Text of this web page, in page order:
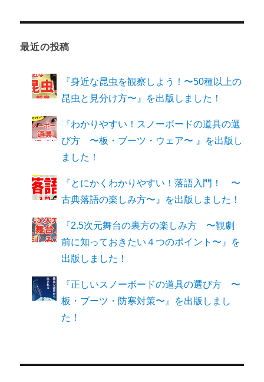
最近の投稿
『身近な昆虫を観察しよう！〜50種以上の
昆虫と見分け方〜』を出版しました！
『わかりやすい！スノーボードの道具の選
び方 〜板・ブーツ・ウェア〜 』を出版し
ました！
『とにかくわかりやすい！落語入門！ 〜
古典落語の楽しみ方〜』を出版しました！
『2.5次元舞台の裏方の楽しみ方 〜観劇
前に知っておきたい４つのポイント〜』を
出版しました！
『正しいスノーボードの道具の選び方 〜
板・ブーツ・防寒対策〜』を出版しまし
た！